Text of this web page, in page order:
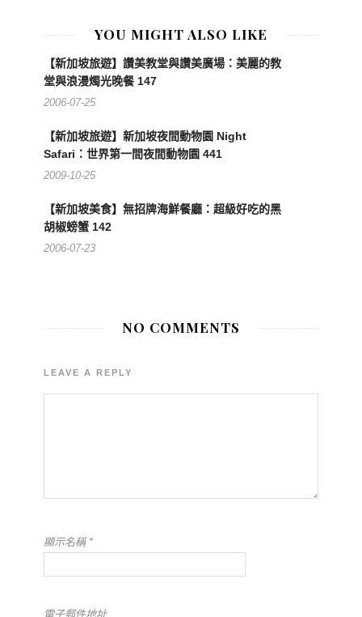
YOU MIGHT ALSO LIKE
【新加坡旅遊】讚美教堂與讚美廣場：美麗的教
堂與浪漫燭光晚餐 147
2006-07-25
【新加坡旅遊】新加坡夜間動物園 Night
Safari：世界第一間夜間動物園 441
2009-10-25
【新加坡美食】無招牌海鮮餐廳：超級好吃的黑
胡椒螃蟹 142
2006-07-23
NO COMMENTS
LEAVE A REPLY
顯示名稱 *
電子郵件地址